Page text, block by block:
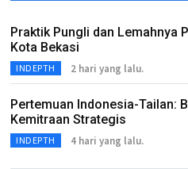
Praktik Pungli dan Lemahnya
Kota Bekasi
INDEPTH 2 hari yang lalu.
Pertemuan Indonesia-Tailan:
Kemitraan Strategis
INDEPTH 4 hari yang lalu.